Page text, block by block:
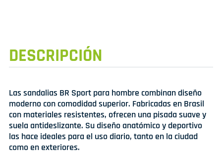
DESCRIPCIÓN
Las sandalias BR Sport para hombre combinan diseño
moderno con comodidad superior. Fabricadas en Brasil
con materiales resistentes, ofrecen una pisada suave y
suela antideslizante. Su diseño anatómico y deportivo
las hace ideales para el uso diario, tanto en la ciudad
como en exteriores.